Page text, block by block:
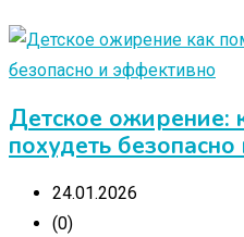
Детское ожирение:
похудеть
24.01.2026
(0)